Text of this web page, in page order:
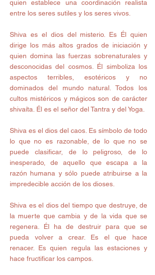
quien establece una coordinación realista
entre los seres sutiles y los seres vivos.
Shiva es el dios del misterio. Es Él quien
dirige los más altos grados de iniciación y
quien domina las fuerzas sobrenaturales y
desconocidas del cosmos. Él simboliza los
aspectos terribles, esotéricos y no
dominados del mundo natural. Todos los
cultos mistéricos y mágicos son de carácter
shivaíta. Él es el señor del Tantra y del Yoga.
Shiva es el dios del caos. Es símbolo de todo
lo que no es razonable, de lo que no se
puede clasificar, de lo peligroso, de lo
inesperado, de aquello que escapa a la
razón humana y sólo puede atribuirse a la
impredecible acción de los dioses.
Shiva es el dios del tiempo que destruye, de
la muerte que cambia y de la vida que se
regenera. Él ha de destruir para que se
pueda volver a crear. Es el que hace
renacer. Es quien regula las estaciones y
hace fructificar los campos.